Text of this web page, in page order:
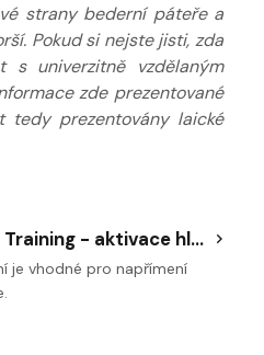
strany bederní páteře a
Pokud si nejste jisti, zda
s univerzitně vzdělaným
zde prezentované
tedy prezentovány laické
Core Training - aktivace hlubokého stabilizačního systému + brániční dýchání
je vhodné pro napřímení